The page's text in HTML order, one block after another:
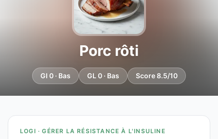
Porc rôti
GI 0 · Bas GL 0 · Bas Score 8.5/10
LOGI · GÉRER LA RÉSISTANCE À L'INSULINE